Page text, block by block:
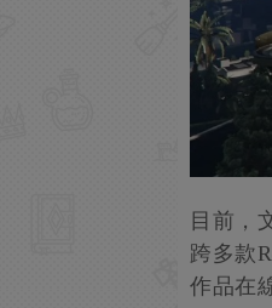
目前，
跨多款
作品在